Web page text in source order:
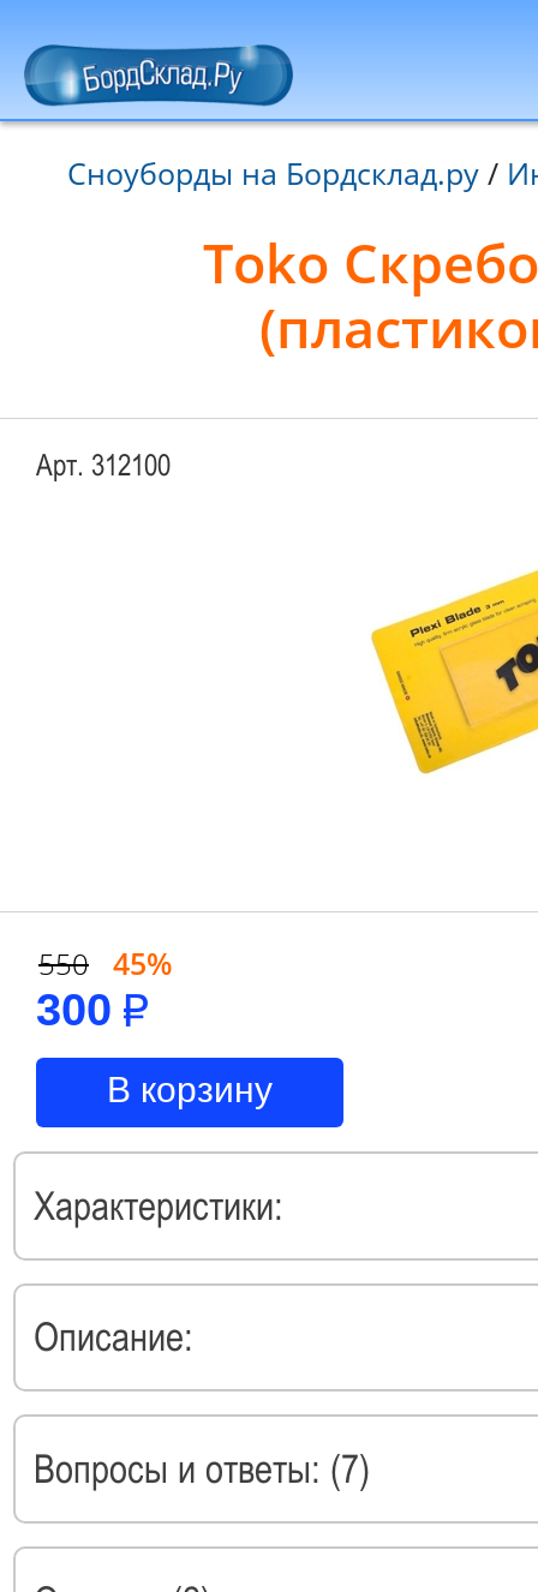
Сноуборды на Бордсклад.ру/
Toko
Арт. 312100
550 45%
300
В корзину
Характеристики:
Описание:
Вопросы и ответы: (7)